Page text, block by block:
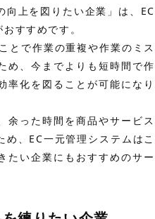
向上を図りたい企業」は、EC
すすめです。
とで作業の重複や作業のミス
め、今までよりも短時間で作
率化を図ることが可能になり
余った時間を商品やサービス
、EC一元管理システムはこ
たい企業にもおすすめのサー